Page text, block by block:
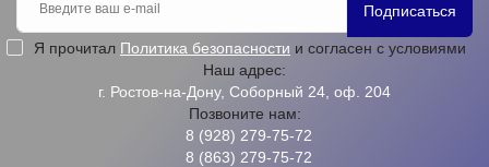
Подписаться
Я прочитал Политика безопасности и согласен с условиями
Наш адрес:
г. Ростов-на-Дону, Соборный 24, оф. 204
Позвоните нам:
8 (928) 279-75-72
8 (863) 279-75-72